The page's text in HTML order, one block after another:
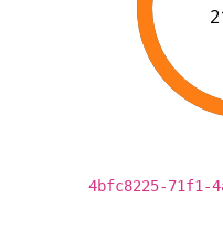
4bfc8225-71f1-